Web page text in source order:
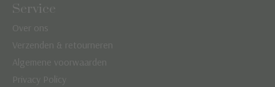
Service
Over ons
Verzenden & retourneren
Algemene voorwaarden
Privacy Policy